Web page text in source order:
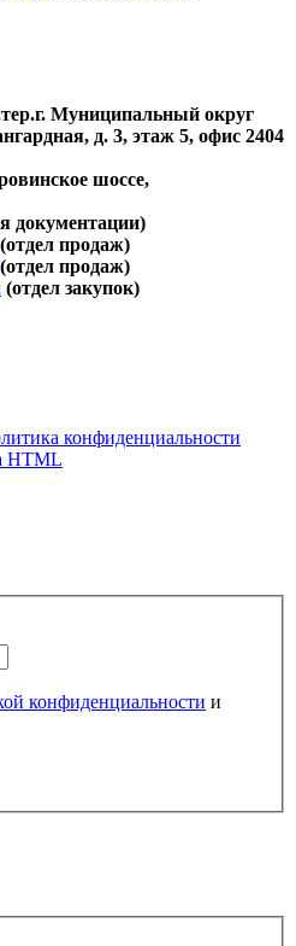
Муниципальный округ
д. 3, этаж 5, офис 2404
шоссе,
документации)
(отдел продаж)
(отдел продаж)
(отдел закупок)
конфиденциальности
HTML
конфиденциальности и